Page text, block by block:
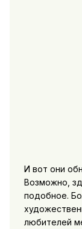
И вот они
Возможно,
подобное.
любителей